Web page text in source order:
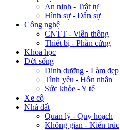
An ninh - Trật tự
Hình sự - Dân sự
Công nghệ
CNTT - Viễn thông
Thiết bị - Phần cứng
Khoa học
Đời sống
Dinh dưỡng - Làm đẹp
Tình yêu - Hôn nhân
Sức khỏe - Y tế
Xe cộ
Nhà đất
Quản lý - Quy hoạch
Không gian - Kiến trúc